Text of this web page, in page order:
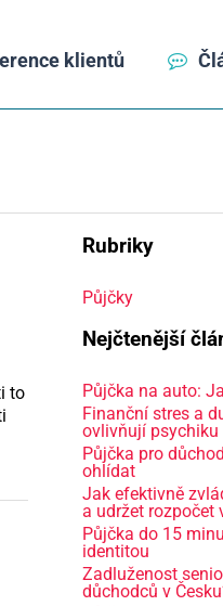
klientů
to
Rubriky
Půjčky
Nejčtenější
Půjčka na auto:
Finanční stres a
ovlivňují psychiku
Půjčka pro
ohlídat
Jak efektivně
a udržet rozpočet
Půjčka do 15
identitou
Zadluženost
důchodců v